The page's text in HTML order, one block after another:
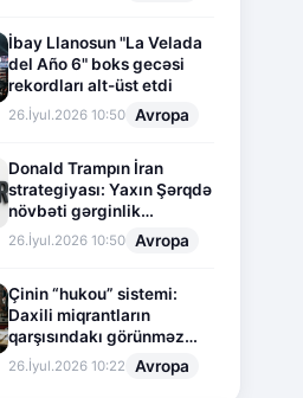
İbay Llanosun "La Velada
del Año 6" boks gecəsi
rekordları alt-üst etdi
26.İyul.2026 10:50 Avropa
Donald Trampın İran
strategiyası: Yaxın Şərqdə
növbəti gərginlik
mərhələsi
26.İyul.2026 10:50 Avropa
Çinin “hukou” sistemi:
Daxili miqrantların
qarşısındakı görünməz
sədd
26.İyul.2026 10:22 Avropa